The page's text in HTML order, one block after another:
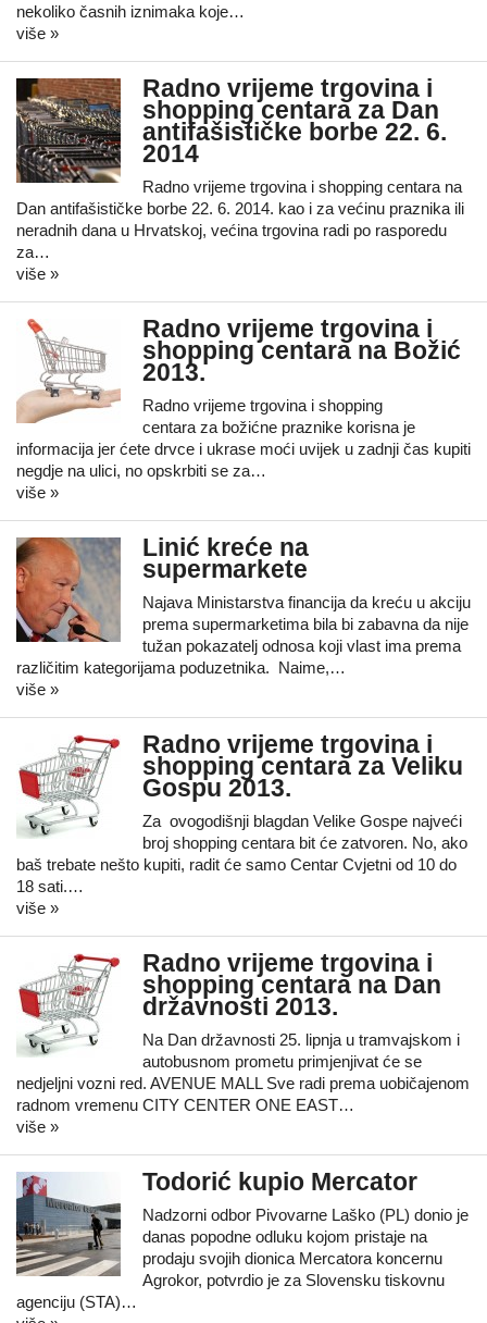
nekoliko časnih iznimaka koje…
više »
Radno vrijeme trgovina i
shopping centara za Dan
antifašističke borbe 22. 6.
2014
Radno vrijeme trgovina i shopping centara na
Dan antifašističke borbe 22. 6. 2014. kao i za većinu praznika ili
neradnih dana u Hrvatskoj, većina trgovina radi po rasporedu
za…
više »
Radno vrijeme trgovina i
shopping centara na Božić
2013.
Radno vrijeme trgovina i shopping
centara za božićne praznike korisna je
informacija jer ćete drvce i ukrase moći uvijek u zadnji čas kupiti
negdje na ulici, no opskrbiti se za…
više »
Linić kreće na
supermarkete
Najava Ministarstva financija da kreću u akciju
prema supermarketima bila bi zabavna da nije
tužan pokazatelj odnosa koji vlast ima prema
različitim kategorijama poduzetnika. Naime,…
više »
Radno vrijeme trgovina i
shopping centara za Veliku
Gospu 2013.
Za ovogodišnji blagdan Velike Gospe najveći
broj shopping centara bit će zatvoren. No, ako
baš trebate nešto kupiti, radit će samo Centar Cvjetni od 10 do
18 sati.…
više »
Radno vrijeme trgovina i
shopping centara na Dan
državnosti 2013.
Na Dan državnosti 25. lipnja u tramvajskom i
autobusnom prometu primjenjivat će se
nedjeljni vozni red. AVENUE MALL Sve radi prema uobičajenom
radnom vremenu CITY CENTER ONE EAST…
više »
Todorić kupio Mercator
Nadzorni odbor Pivovarne Laško (PL) donio je
danas popodne odluku kojom pristaje na
prodaju svojih dionica Mercatora koncernu
Agrokor, potvrdio je za Slovensku tiskovnu
agenciju (STA)…